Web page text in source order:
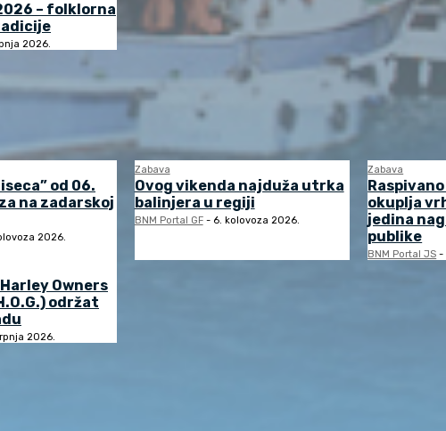
– folklorna
2026.
od 06.
na zadarskoj
2026.
Zabava
Ovog vikenda najduža utrka
balinjera u regiji
BNM Portal GF - 6. kolovoza 2026.
Zabava
okuplja
jedina
publike
BNM Portal JS -
Owners
održat
2026.